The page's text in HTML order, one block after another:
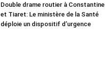
Double drame routier à Constantine
et Tiaret: Le ministère de la Santé
déploie un dispositif d’urgence